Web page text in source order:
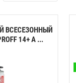
ВСЕСЕЗОННЫЙ
14+ A ...